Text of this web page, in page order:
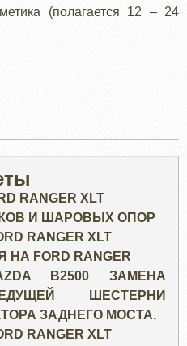
(полагается 12 – 24
RANGER XLT
И ШАРОВЫХ ОПОР
RANGER XLT
FORD RANGER
B2500 ЗАМЕНА
ШЕСТЕРНИ
ЗАДНЕГО МОСТА.
RANGER XLT